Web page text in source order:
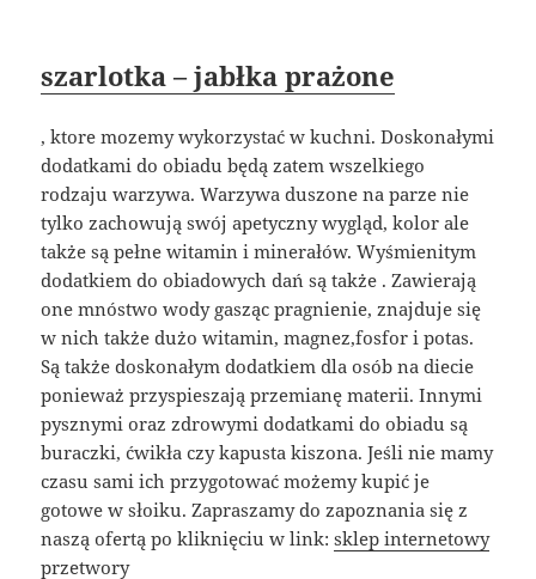
szarlotka – jabłka prażone
, ktore mozemy wykorzystać w kuchni. Doskonałymi
dodatkami do obiadu będą zatem wszelkiego
rodzaju warzywa. Warzywa duszone na parze nie
tylko zachowują swój apetyczny wygląd, kolor ale
także są pełne witamin i minerałów. Wyśmienitym
dodatkiem do obiadowych dań są także . Zawierają
one mnóstwo wody gasząc pragnienie, znajduje się
w nich także dużo witamin, magnez,fosfor i potas.
Są także doskonałym dodatkiem dla osób na diecie
ponieważ przyspieszają przemianę materii. Innymi
pysznymi oraz zdrowymi dodatkami do obiadu są
buraczki, ćwikła czy kapusta kiszona. Jeśli nie mamy
czasu sami ich przygotować możemy kupić je
gotowe w słoiku. Zapraszamy do zapoznania się z
naszą ofertą po kliknięciu w link:sklep internetowy
przetwory